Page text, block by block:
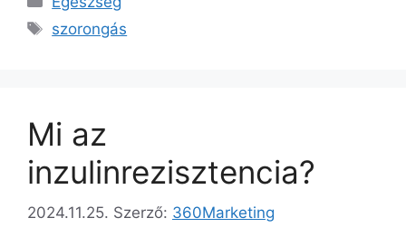
Címkék
szorongás
Mi az
inzulinrezisztencia?
2024.11.25. Szerző: 360Marketing